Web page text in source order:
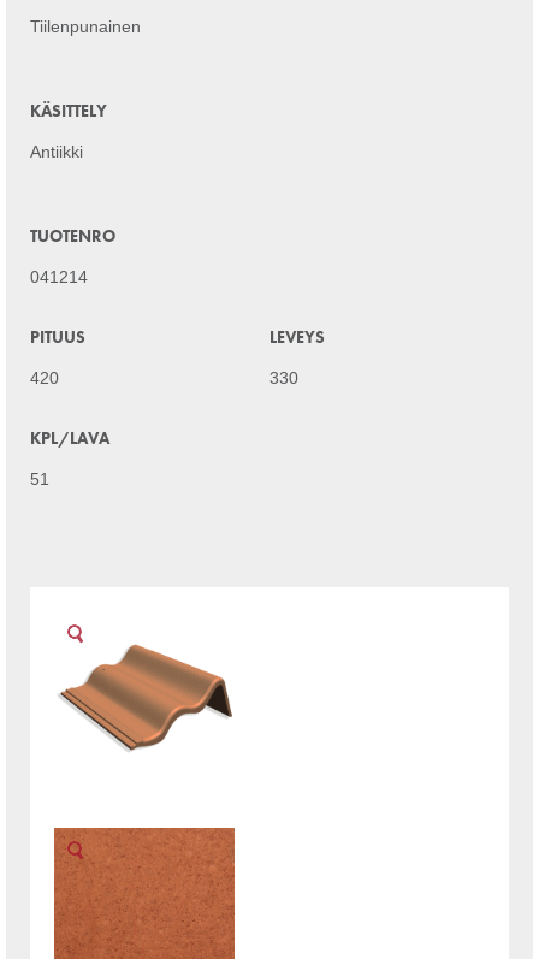
Tiilenpunainen
KÄSITTELY
Antiikki
TUOTENRO
041214
PITUUS
420
LEVEYS
330
KPL/LAVA
51